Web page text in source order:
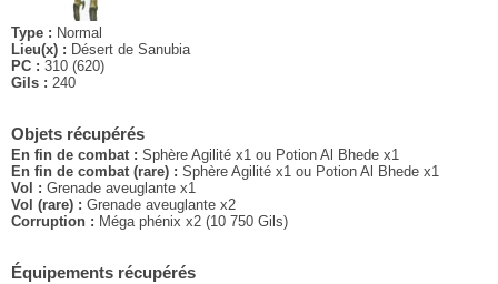
Type : Normal
Lieu(x) : Désert de Sanubia
PC : 310 (620)
Gils : 240
Objets récupérés
En fin de combat : Sphère Agilité x1 ou Potion Al Bhede x1
En fin de combat (rare) : Sphère Agilité x1 ou Potion Al Bhede x1
Vol : Grenade aveuglante x1
Vol (rare) : Grenade aveuglante x2
Corruption : Méga phénix x2 (10 750 Gils)
Équipements récupérés